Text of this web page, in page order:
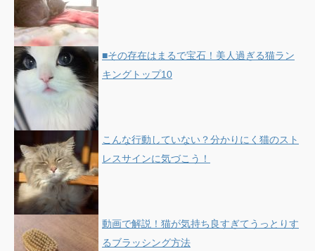
■その存在はまるで宝石！美人過ぎる猫ラン
キングトップ10
こんな行動していない？分かりにく猫のスト
レスサインに気づこう！
動画で解説！猫が気持ち良すぎてうっとりす
るブラッシング方法